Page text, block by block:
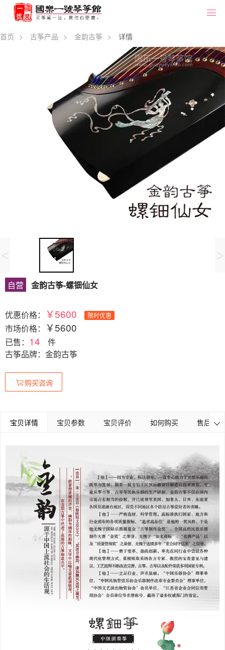
首页 > 古筝产品 > 金韵古筝 > 详情
< >
自营 金韵古筝-螺钿仙女
优惠价格： ￥5600 限时优惠
市场价格： ￥5600
已售： 14
件
古筝品牌：金韵古筝
购买咨询
宝贝详情 宝贝参数 宝贝评价 如何购买 售后保障
